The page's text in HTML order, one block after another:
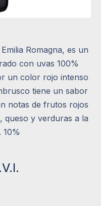
Romagna, es un
con uvas 100%
un color rojo intenso
tiene un sabor
notas de frutos rojos
queso y verduras a la
10%